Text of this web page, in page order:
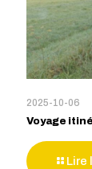
2025-10-06
Voyage
Lire